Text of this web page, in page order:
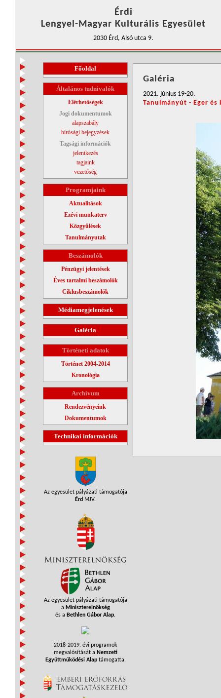
Érdi
Lengyel-Magyar Kulturális Egyesület
2030 Érd, Alsó utca 9.
Főoldal
Általános tudnivalók
Elérhetőségek
Jogi dokumentumok
alapszabály
bírósági bejegyzések
Tagsági információk
jelentkezés
tagjaink
vezetőség
Programjaink
Aktualitások
Ezévi munkaterv
Közgyűlések
Tanulmányutak
Beszámolók
Pénzügyi jelentések
Éves tartalmi beszámolók
Ciklusbeszámolók
Médiamegjelenések
Galéria
Történeti adatok
Történet 2004-2014
Kronológia
Archívum
Rendezvényeink
Dokumentumok
Technikai információk
Az egyesület pályázati támogatója
Érd MJV.
Az egyesület pályázati támogatója
a Miniszterelnökség
és a Bethlen Gábor Alap.
2018-2019. évi programok
megvalósítását a Nemzeti
Együttműködési Alaptámogatta.
Galéria
2021. június 19-20.
Tanulmányút - Eger és